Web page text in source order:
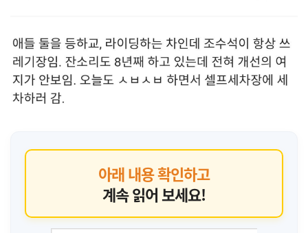
아래 내용 확인하고
계속 읽어 보세요!